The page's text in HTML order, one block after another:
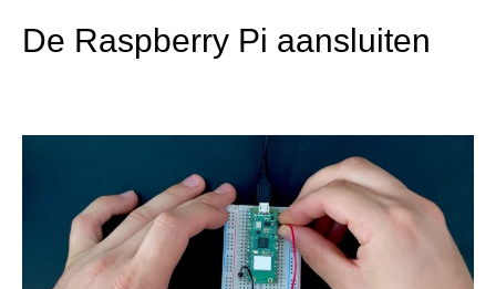
De Raspberry Pi aansluiten